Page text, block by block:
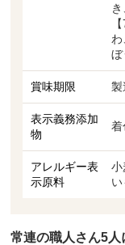
ぼ
賞味期限 製
表示義務添加
物
着
アレルギー表
示原料
小
常連の職人さん5